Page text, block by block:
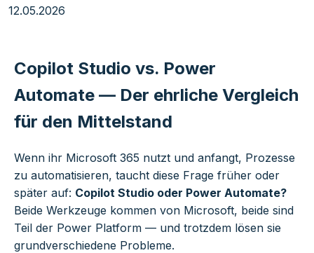
12.05.2026
Copilot Studio vs. Power
Automate — Der ehrliche Vergleich
für den Mittelstand
Wenn ihr Microsoft 365 nutzt und anfangt, Prozesse
zu automatisieren, taucht diese Frage früher oder
später auf: Copilot Studio oder Power Automate?
Beide Werkzeuge kommen von Microsoft, beide sind
Teil der Power Platform — und trotzdem lösen sie
grundverschiedene Probleme.